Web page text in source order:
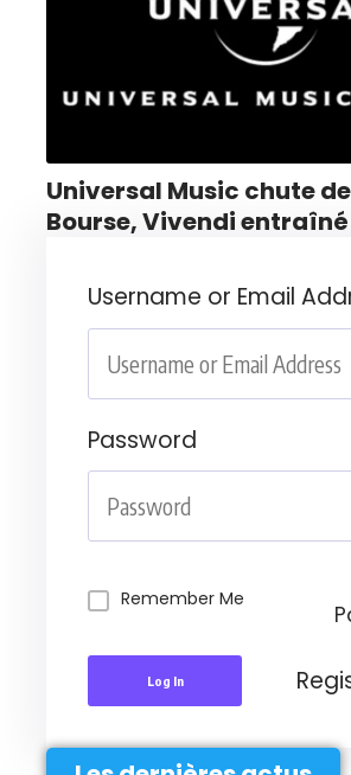
Universal Music chute de
Bourse, Vivendi entraîné
Username or Email
Password
Remember Me
Log In